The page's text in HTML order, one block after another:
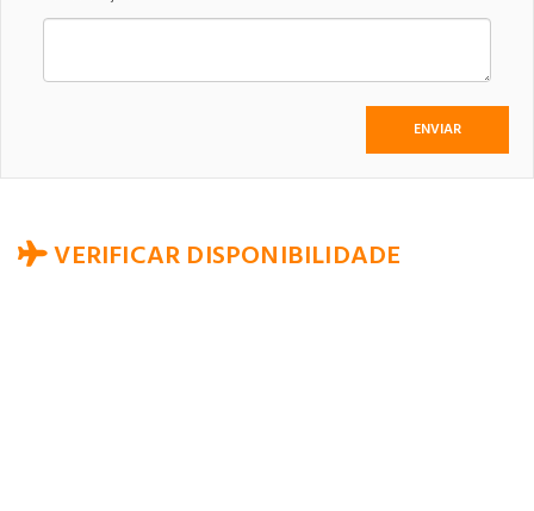
VERIFICAR DISPONIBILIDADE